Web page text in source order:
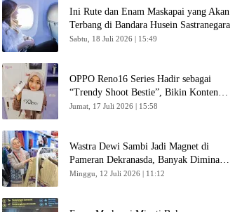
Ini Rute dan Enam Maskapai yang Akan
Terbang di Bandara Husein Sastranegara
Sabtu, 18 Juli 2026 | 15:49
OPPO Reno16 Series Hadir sebagai
“Trendy Shoot Bestie”, Bikin Konten
Kreator Makin Betah
Jumat, 17 Juli 2026 | 15:58
Wastra Dewi Sambi Jadi Magnet di
Pameran Dekranasda, Banyak Diminati
Pengunjung
Minggu, 12 Juli 2026 | 11:12